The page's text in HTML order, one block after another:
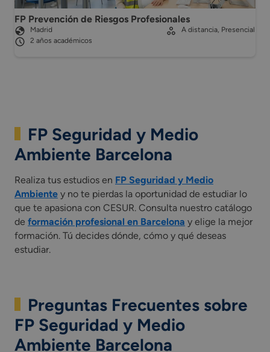
FP Prevención de Riesgos Profesionales
Madrid
2 años académicos
A distancia, Presencial
FP Seguridad y Medio
Ambiente Barcelona
Realiza tus estudios en FP Seguridad y Medio
Ambiente y no te pierdas la oportunidad de estudiar lo
que te apasiona con CESUR. Consulta nuestro catálogo
de formación profesional en Barcelona y elige la mejor
formación. Tú decides dónde, cómo y qué deseas
estudiar.
Preguntas Frecuentes sobre
FP Seguridad y Medio
Ambiente Barcelona